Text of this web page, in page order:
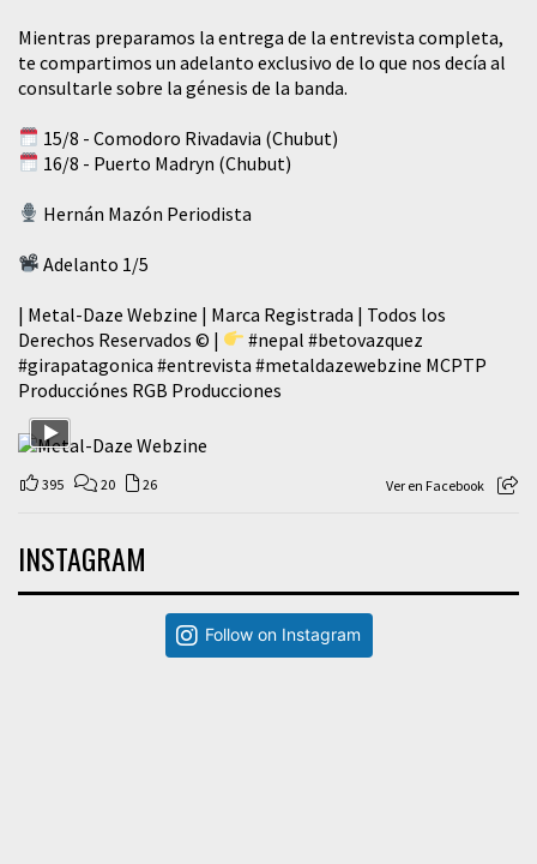
Mientras preparamos la entrega de la entrevista completa,
te compartimos un adelanto exclusivo de lo que nos decía al
consultarle sobre la génesis de la banda.
15/8 - Comodoro Rivadavia (Chubut)
16/8 - Puerto Madryn (Chubut)
Hernán Mazón Periodista
Adelanto 1/5
| Metal-Daze Webzine | Marca Registrada | Todos los
Derechos Reservados © |
#nepal #betovazquez
#girapatagonica #entrevista #metaldazewebzine MCPTP
Producciónes RGB Producciones
395 20 26 Ver en Facebook
INSTAGRAM
Follow on Instagram